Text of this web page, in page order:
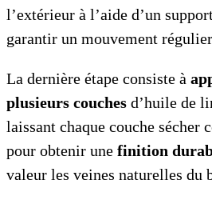
l’extérieur à l’aide d’un
garantir un mouvement
La dernière étape consiste à
plusieurs couches d’huile de
laissant chaque couche sécher
pour obtenir une finition
valeur les veines naturelles du